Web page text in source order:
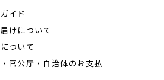
イド
けについて
ついて
官公庁・自治体のお支払